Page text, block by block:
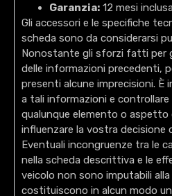
Garanzia: 12 mesi inclusa
Gli accessori e le specifiche
scheda sono da considerarsi
Nonostante gli sforzi fatti per
delle informazioni precedenti,
presenti alcune imprecisioni.
a tali informazioni e
qualunque elemento o aspetto
influenzare la vostra decisione
Eventuali incongruenze tra le
nella scheda descrittiva e le
veicolo non sono imputabili
costituiscono in alcun modo